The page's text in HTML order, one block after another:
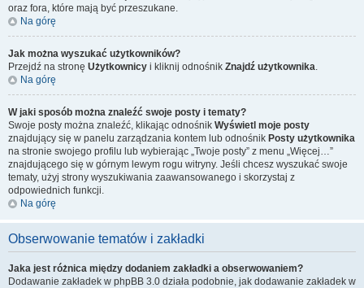
oraz fora, które mają być przeszukane.
Na górę
Jak można wyszukać użytkowników?
Przejdź na stronę Użytkownicy i kliknij odnośnik Znajdź użytkownika.
Na górę
W jaki sposób można znaleźć swoje posty i tematy?
Swoje posty można znaleźć, klikając odnośnik Wyświetl moje posty
znajdujący się w panelu zarządzania kontem lub odnośnik Posty użytkownika
na stronie swojego profilu lub wybierając „Twoje posty” z menu „Więcej…”
znajdującego się w górnym lewym rogu witryny. Jeśli chcesz wyszukać swoje
tematy, użyj strony wyszukiwania zaawansowanego i skorzystaj z
odpowiednich funkcji.
Na górę
Obserwowanie tematów i zakładki
Jaka jest różnica między dodaniem zakładki a obserwowaniem?
Dodawanie zakładek w phpBB 3.0 działa podobnie, jak dodawanie zakładek w